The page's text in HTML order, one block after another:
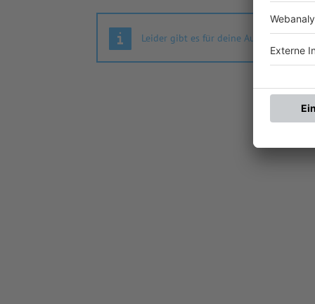
Leider gibt es für deine Auswahl keine